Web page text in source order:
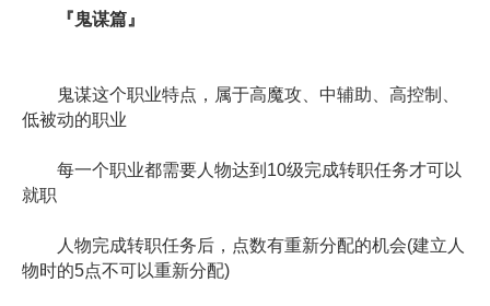
『鬼谋篇』
鬼谋这个职业特点，属于高魔攻、中辅助、高控制、
低被动的职业
每一个职业都需要人物达到10级完成转职任务才可以
就职
人物完成转职任务后，点数有重新分配的机会(建立人
物时的5点不可以重新分配)